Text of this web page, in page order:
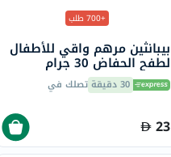
+700 طلب
بيبانثين مرهم واقي للأطفال
لطفح الحفاض 30 جرام
30 دقيقة تصلك في
23